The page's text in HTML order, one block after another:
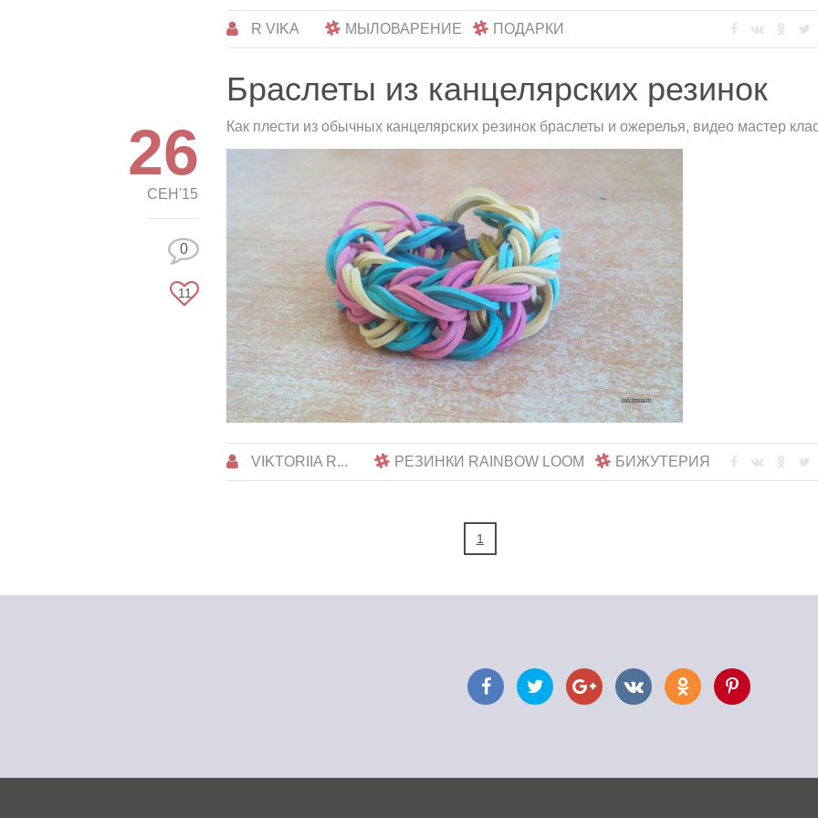
R VIKA МЫЛОВАРЕНИЕ ПОДАРКИ
26
СЕН'15
0
11
Браслеты из канцелярских резинок
Как плести из обычных канцелярских резинок браслеты и ожерелья, видео мастер
VIKTORIIA R... РЕЗИНКИ RAINBOW LOOM БИЖУТЕРИЯ
1